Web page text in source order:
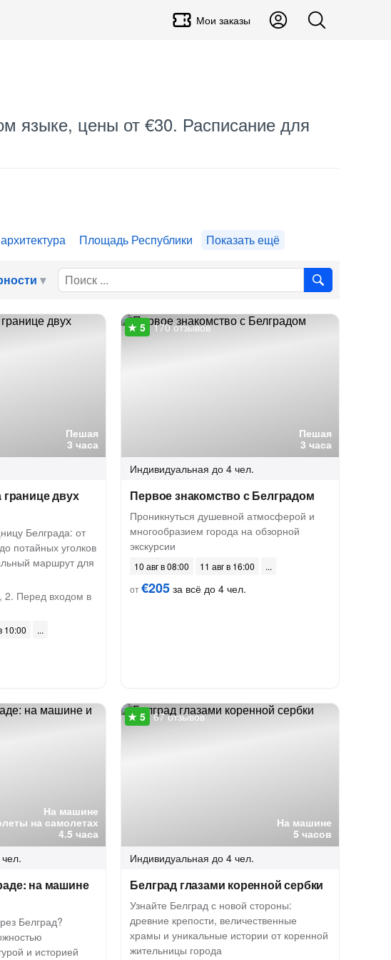
Мои заказы
языке, цены от €30. Расписание для
Площадь Республики Показать ещё
Пешая
3 часа
границе двух
Белграда: от
потайных уголков
маршрут для
2. Перед входом в
10:00
Пешая
3 часа
170 отзывов
Индивидуальная до 4 чел.
Первое знакомство с Белградом
Проникнуться душевной атмосферой и
многообразием города на обзорной
экскурсии
10 авг в 08:00
11 авг в 16:00
от€205 за всё до 4 чел.
На машине
на самолетах
4.5 часа
на машине
Белград?
и историей
На машине
5 часов
67 отзывов
Индивидуальная до 4 чел.
Белград глазами коренной сербки
Узнайте Белград с новой стороны:
древние крепости, величественные
храмы и уникальные истории от коренной
жительницы города